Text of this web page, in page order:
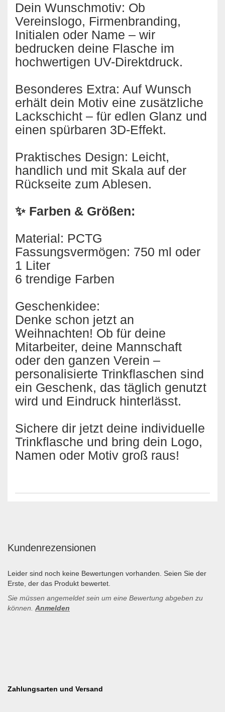
Dein Wunschmotiv: Ob
Vereinslogo, Firmenbranding,
Initialen oder Name – wir
bedrucken deine Flasche im
hochwertigen UV-Direktdruck.
Besonderes Extra: Auf Wunsch
erhält dein Motiv eine zusätzliche
Lackschicht – für edlen Glanz und
einen spürbaren 3D-Effekt.
Praktisches Design: Leicht,
handlich und mit Skala auf der
Rückseite zum Ablesen.
✨ Farben & Größen:
Material: PCTG
Fassungsvermögen: 750 ml oder
1 Liter
6 trendige Farben
Geschenkidee:
Denke schon jetzt an
Weihnachten! Ob für deine
Mitarbeiter, deine Mannschaft
oder den ganzen Verein –
personalisierte Trinkflaschen sind
ein Geschenk, das täglich genutzt
wird und Eindruck hinterlässt.
Sichere dir jetzt deine individuelle
Trinkflasche und bring dein Logo,
Namen oder Motiv groß raus!
Kundenrezensionen
Leider sind noch keine Bewertungen vorhanden. Seien Sie der
Erste, der das Produkt bewertet.
Sie müssen angemeldet sein um eine Bewertung abgeben zu
können. Anmelden
Zahlungsarten und Versand